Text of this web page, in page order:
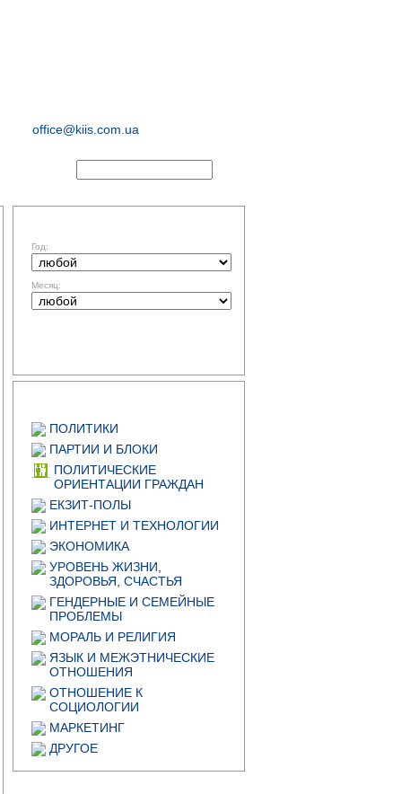
office@kiis.com.ua
Год:
Месяц:
ПОЛИТИКИ
ПАРТИИ И БЛОКИ
ПОЛИТИЧЕСКИЕ
ОРИЕНТАЦИИ ГРАЖДАН
ЕКЗИТ-ПОЛЫ
ИНТЕРНЕТ И ТЕХНОЛОГИИ
ЭКОНОМИКА
УРОВЕНЬ ЖИЗНИ,
ЗДОРОВЬЯ, СЧАСТЬЯ
ГЕНДЕРНЫЕ И СЕМЕЙНЫЕ
ПРОБЛЕМЫ
МОРАЛЬ И РЕЛИГИЯ
ЯЗЫК И МЕЖЭТНИЧЕСКИЕ
ОТНОШЕНИЯ
ОТНОШЕНИЕ К
СОЦИОЛОГИИ
МАРКЕТИНГ
ДРУГОЕ